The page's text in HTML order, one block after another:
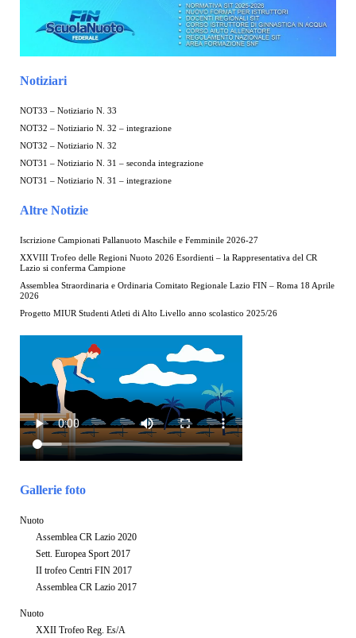
Notiziari
NOT33 – Notiziario N. 33
NOT32 – Notiziario N. 32 – integrazione
NOT32 – Notiziario N. 32
NOT31 – Notiziario N. 31 – seconda integrazione
NOT31 – Notiziario N. 31 – integrazione
Altre Notizie
Iscrizione Campionati Pallanuoto Maschile e Femminile 2026-27
XXVIII Trofeo delle Regioni Nuoto 2026 Esordienti – la Rappresentativa del CR
Lazio si conferma Campione
Assemblea Straordinaria e Ordinaria Comitato Regionale Lazio FIN – Roma 18 Aprile
2026
Progetto MIUR Studenti Atleti di Alto Livello anno scolastico 2025/26
Gallerie foto
Nuoto
Assemblea CR Lazio 2020
Sett. Europea Sport 2017
II trofeo Centri FIN 2017
Assemblea CR Lazio 2017
Nuoto
XXII Trofeo Reg. Es/A